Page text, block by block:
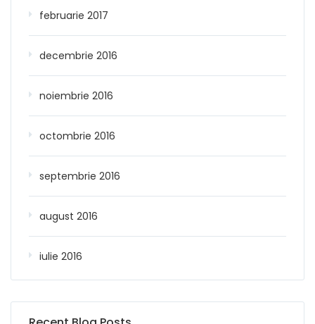
februarie 2017
decembrie 2016
noiembrie 2016
octombrie 2016
septembrie 2016
august 2016
iulie 2016